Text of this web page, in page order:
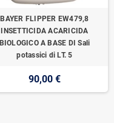
BAYER FLIPPER EW479,8
INSETTICIDA ACARICIDA
BIOLOGICO A BASE DI Sali
potassici di LT. 5
90,00 €